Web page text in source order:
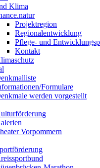
Klima
Projektregion
Regionalentwicklung
Pflege- und
Kontakt
Formulare
werden vorgestellt
Vorpommern